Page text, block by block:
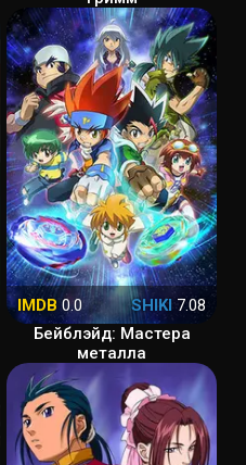
IMDB 0.0 SHIKI 7.08
Бейблэйд: Мастера
металла